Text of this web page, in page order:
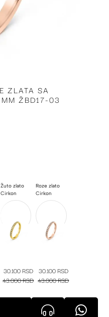
ZLATA SA
ŽBD17-03
Žuto zlato
Cirkon
30.100 RSD
43.000 RSD
Roze zlato
Cirkon
30.100 RSD
43.000 RSD